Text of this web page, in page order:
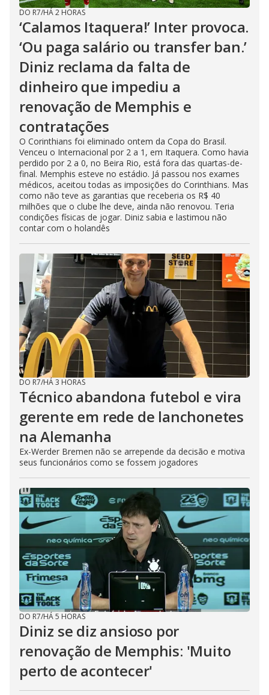
DO R7/HÁ 2 HORAS
‘Calamos Itaquera!’ Inter provoca.
‘Ou paga salário ou transfer ban.’
Diniz reclama da falta de
dinheiro que impediu a
renovação de Memphis e
contratações
O Corinthians foi eliminado ontem da Copa do Brasil.
Venceu o Internacional por 2 a 1, em Itaquera. Como havia
perdido por 2 a 0, no Beira Rio, está fora das quartas-de-
final. Memphis esteve no estádio. Já passou nos exames
médicos, aceitou todas as imposições do Corinthians. Mas
como não teve as garantias que receberia os R$ 40
milhões que o clube lhe deve, ainda não renovou. Teria
condições físicas de jogar. Diniz sabia e lastimou não
contar com o holandês
DO R7/HÁ 3 HORAS
Técnico abandona futebol e vira
gerente em rede de lanchonetes
na Alemanha
Ex-Werder Bremen não se arrepende da decisão e motiva
seus funcionários como se fossem jogadores
DO R7/HÁ 5 HORAS
Diniz se diz ansioso por
renovação de Memphis: 'Muito
perto de acontecer'